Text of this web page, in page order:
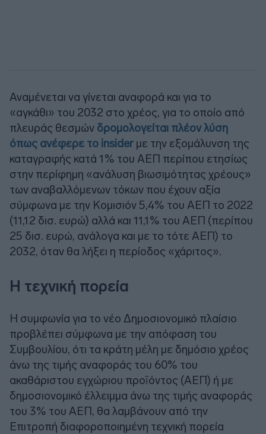
Αναμένεται να γίνεται αναφορά και για το
«αγκάθι» του 2032 στο χρέος, για το οποίο από
πλευράς θεσμών δρομολογείται πλέον λύση
όπως ανέφερε το insider με την εξομάλυνση της
καταγραφής κατά 1% του ΑΕΠ περίπου ετησίως
στην περίφημη «ανάλυση βιωσιμότητας χρέους»
των αναβαλλόμενων τόκων που έχουν αξία
σύμφωνα με την Κομισιόν 5,4% του ΑΕΠ το 2022
(11,12 δισ. ευρώ) αλλά και 11,1% του ΑΕΠ (περίπου
25 δισ. ευρώ, ανάλογα και με το τότε ΑΕΠ) το
2032, όταν θα λήξει η περίοδος «χάριτος».
Η τεχνική πορεία
Η συμφωνία για το νέο Δημοσιονομικό πλαίσιο
προβλέπει σύμφωνα με την απόφαση του
Συμβουλίου, ότι τα κράτη μέλη με δημόσιο χρέος
άνω της τιμής αναφοράς του 60% του
ακαθάριστου εγχώριου προϊόντος (ΑΕΠ) ή με
δημοσιονομικό έλλειμμα άνω της τιμής αναφοράς
του 3% του ΑΕΠ, θα λαμβάνουν από την
Επιτροπή διαφοροποιημένη τεχνική πορεία